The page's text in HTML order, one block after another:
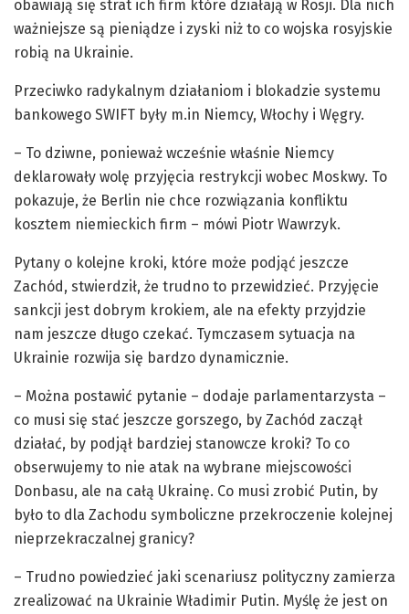
obawiają się strat ich firm które działają w Rosji. Dla nich
ważniejsze są pieniądze i zyski niż to co wojska rosyjskie
robią na Ukrainie.
Przeciwko radykalnym działaniom i blokadzie systemu
bankowego SWIFT były m.in Niemcy, Włochy i Węgry.
– To dziwne, ponieważ wcześnie właśnie Niemcy
deklarowały wolę przyjęcia restrykcji wobec Moskwy. To
pokazuje, że Berlin nie chce rozwiązania konfliktu
kosztem niemieckich firm – mówi Piotr Wawrzyk.
Pytany o kolejne kroki, które może podjąć jeszcze
Zachód, stwierdził, że trudno to przewidzieć. Przyjęcie
sankcji jest dobrym krokiem, ale na efekty przyjdzie
nam jeszcze długo czekać. Tymczasem sytuacja na
Ukrainie rozwija się bardzo dynamicznie.
– Można postawić pytanie – dodaje parlamentarzysta –
co musi się stać jeszcze gorszego, by Zachód zaczął
działać, by podjął bardziej stanowcze kroki? To co
obserwujemy to nie atak na wybrane miejscowości
Donbasu, ale na całą Ukrainę. Co musi zrobić Putin, by
było to dla Zachodu symboliczne przekroczenie kolejnej
nieprzekraczalnej granicy?
– Trudno powiedzieć jaki scenariusz polityczny zamierza
zrealizować na Ukrainie Władimir Putin. Myślę że jest on